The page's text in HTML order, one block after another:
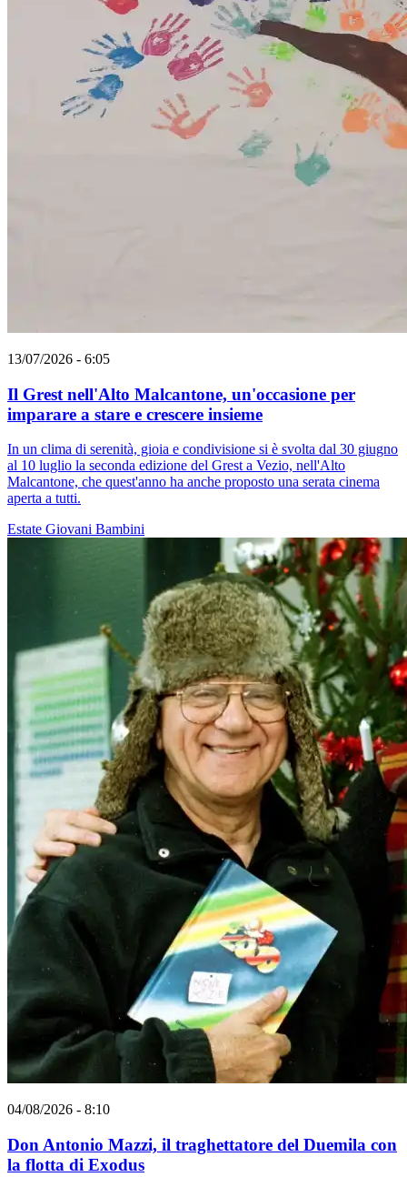
13/07/2026 - 6:05
Il Grest nell'Alto Malcantone, un'occasione per
imparare a stare e crescere insieme
In un clima di serenità, gioia e condivisione si è svolta dal 30 giugno
al 10 luglio la seconda edizione del Grest a Vezio, nell'Alto
Malcantone, che quest'anno ha anche proposto una serata cinema
aperta a tutti.
Estate Giovani Bambini
04/08/2026 - 8:10
Don Antonio Mazzi, il traghettatore del Duemila con
la flotta di Exodus